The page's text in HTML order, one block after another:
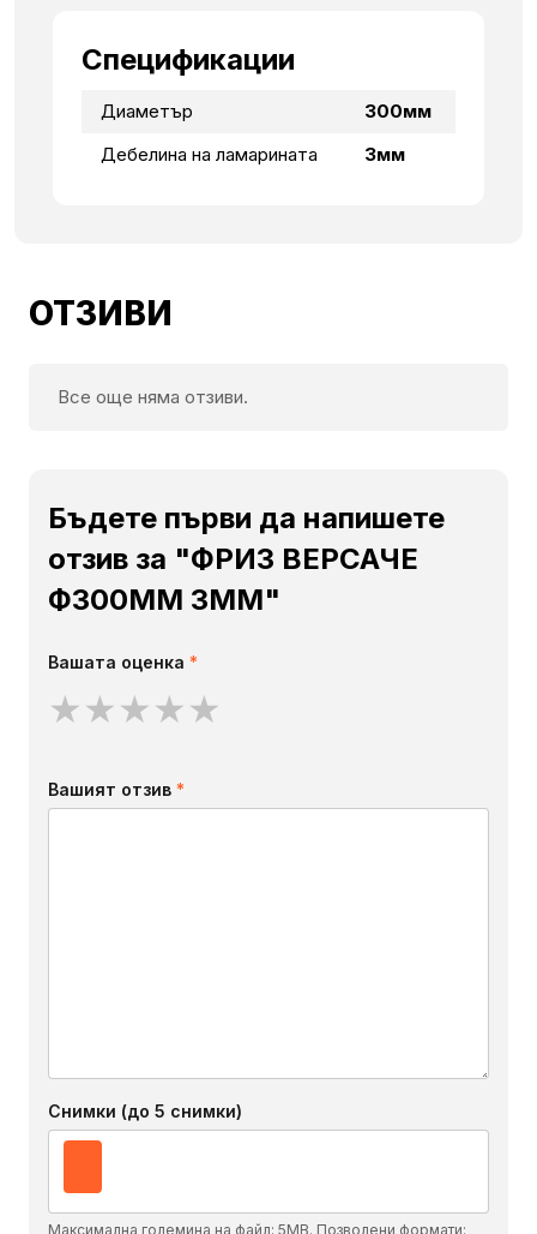
Спецификации
Диаметър
300мм
Дебелина на ламарината
3мм
ОТЗИВИ
Все още няма отзиви.
Бъдете първи да напишете
отзив за "ФРИЗ ВЕРСАЧЕ
Ф300ММ 3ММ"
Вашата оценка *
★★★★★
Вашият отзив *
Снимки (до 5 снимки)
Максимална големина на файл: 5MB. Позволени формати: